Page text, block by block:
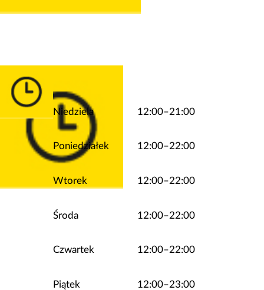
Niedziela 12:00–21:00
Poniedziałek 12:00–22:00
Wtorek 12:00–22:00
Środa 12:00–22:00
Czwartek 12:00–22:00
Piątek 12:00–23:00